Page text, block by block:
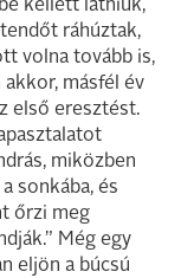
kellett látniuk,
ráhúztak,
volna tovább is,
másfél év
első eresztést.
miközben
sonkába, és
őrzi meg
Még egy
eljön a búcsú